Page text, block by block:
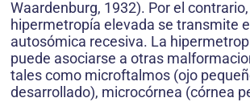
Waardenburg, 1932). Por el
hipermetropía elevada se transmite
autosómica recesiva. La
puede asociarse a otras
tales como microftalmos (ojo
desarrollado), microcórnea (córnea